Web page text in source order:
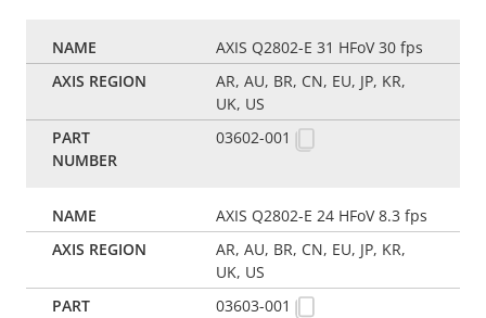
AXIS Q2802-E 31 HFoV 30 fps
AR, AU, BR, CN, EU, JP, KR,
UK, US
03602-001
AXIS Q2802-E 24 HFoV 8.3 fps
AR, AU, BR, CN, EU, JP, KR,
UK, US
03603-001